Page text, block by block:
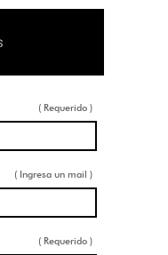
( Requerido )
( Ingresa un mail )
( Requerido )